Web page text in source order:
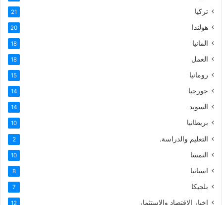
تركيا 21
هولندا 20
المانيا 18
العمل 18
رومانيا 15
جورجيا 14
السويد 14
بريطانيا 10
التعليم والدراسة. 2
النمسا 10
اسبانيا 8
بلجيكا 7
اخبار الاقتصاد والاستثمار 12